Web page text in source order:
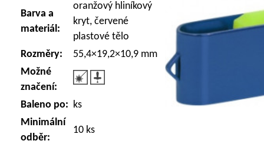
Barva a
materiál:
oranžový hliníkový
kryt, červené
plastové tělo
Rozměry:
55,4×19,2×10,9 mm
Možné
značení:
Baleno po: ks
Minimální
odběr:
10 ks